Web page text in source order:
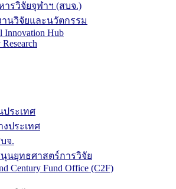
ารวิจัยจุฬาฯ (สบจ.)
านวิจัยและนวัตกรรม
Innovation Hub
ระเทศ
ประเทศ
จ.
นยุทธศาสตร์การวิจัย
Century Fund Office (C2F)